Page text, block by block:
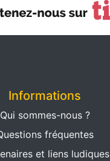
Informations
Qui sommes-nous ?
fréquentes
et liens ludiques